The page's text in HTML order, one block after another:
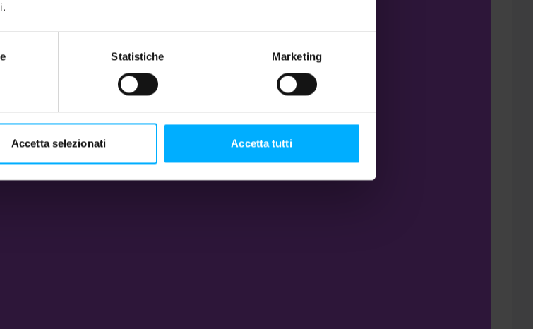
Statistiche Marketing
Accetta selezionati Accetta tutti